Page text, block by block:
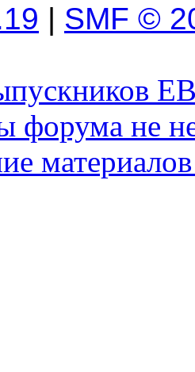
| SMF ©
форума не